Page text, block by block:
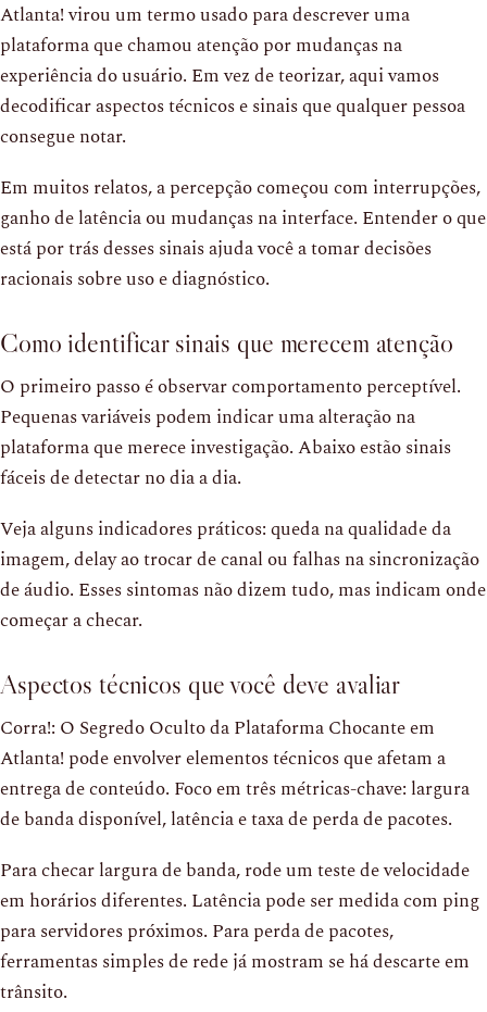
Atlanta! virou um termo usado para descrever uma
plataforma que chamou atenção por mudanças na
experiência do usuário. Em vez de teorizar, aqui vamos
decodificar aspectos técnicos e sinais que qualquer pessoa
consegue notar.
Em muitos relatos, a percepção começou com interrupções,
ganho de latência ou mudanças na interface. Entender o que
está por trás desses sinais ajuda você a tomar decisões
racionais sobre uso e diagnóstico.
Como identificar sinais que merecem atenção
O primeiro passo é observar comportamento perceptível.
Pequenas variáveis podem indicar uma alteração na
plataforma que merece investigação. Abaixo estão sinais
fáceis de detectar no dia a dia.
Veja alguns indicadores práticos: queda na qualidade da
imagem, delay ao trocar de canal ou falhas na sincronização
de áudio. Esses sintomas não dizem tudo, mas indicam onde
começar a checar.
Aspectos técnicos que você deve avaliar
Corra!: O Segredo Oculto da Plataforma Chocante em
Atlanta! pode envolver elementos técnicos que afetam a
entrega de conteúdo. Foco em três métricas-chave: largura
de banda disponível, latência e taxa de perda de pacotes.
Para checar largura de banda, rode um teste de velocidade
em horários diferentes. Latência pode ser medida com ping
para servidores próximos. Para perda de pacotes,
ferramentas simples de rede já mostram se há descarte em
trânsito.